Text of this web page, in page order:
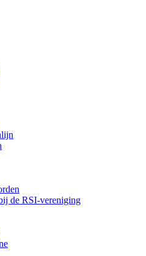
de RSI-vereniging